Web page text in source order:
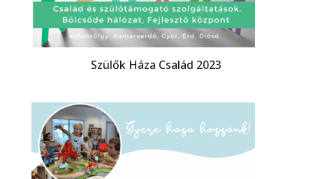
Szülők Háza Család 2023